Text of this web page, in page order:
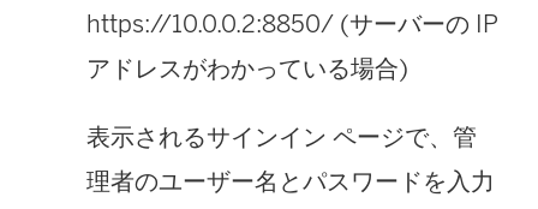
https://10.0.0.2:8850/ (サーバーの IP
アドレスがわかっている場合)
表示されるサインイン ページで、管
理者のユーザー名とパスワードを入力